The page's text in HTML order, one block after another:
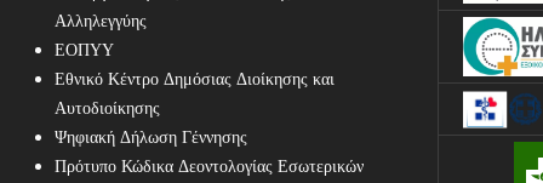
Αλληλεγγύης
ΕΟΠΥΥ
Εθνικό Κέντρο Δημόσιας Διοίκησης και
Αυτοδιοίκησης
Ψηφιακή Δήλωση Γέννησης
Πρότυπο Κώδικα Δεοντολογίας Εσωτερικών